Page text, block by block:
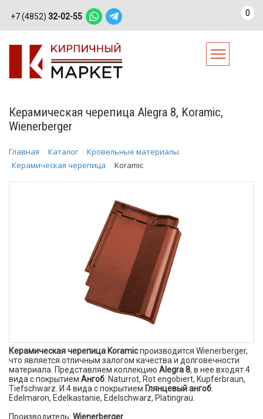
+7 (4852) 32-02-55 0
Керамическая черепица Alegra 8, Koramic,
Wienerberger
Главная Каталог
Кровельные материалы
Керамическая черепица
Koramic
Керамическая черепица Koramicпроизводится Wienerberger,
что является отличным залогом качества и долговечности
материала. Представляем коллекцию Alegra 8, в нее входят 4
вида с покрытием Ангоб: Naturrot, Rot engobiert, Kupferbraun,
Tiefschwarz. И 4 вида с покрытием Глянцевый ангоб:
Edelmaron, Edelkastanie, Edelschwarz, Platingrau.
Производитель: Wienerberger